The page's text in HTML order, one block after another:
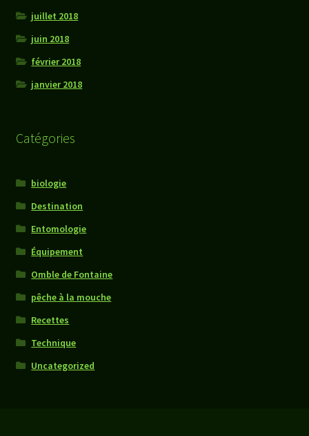
juillet 2018
juin 2018
février 2018
janvier 2018
Catégories
biologie
Destination
Entomologie
Équipement
Omble de Fontaine
pêche à la mouche
Recettes
Technique
Uncategorized